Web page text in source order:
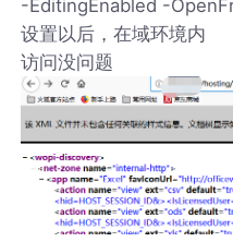
-EditingEnabled -
设置以后，在域环境内
访问没问题